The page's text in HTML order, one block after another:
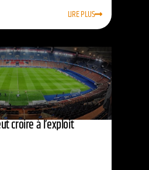
LIRE PLUS
croire à l’exploit